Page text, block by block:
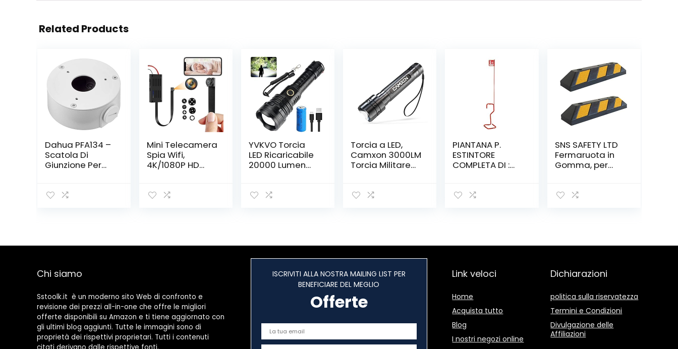
Related Products
Dahua PFA134 –
Scatola Di
Giunzione Per
Dahua, Bianco,
Mini Telecamera
Spia Wifi,
4K/1080P HD
Portatile DIY
Movimento
Interni/Esterni
YVKVO Torcia
LED Ricaricabile
20000 Lumen
Torce LED Alta
IPX65
Impermeabile 5
Camping Pesca
Torcia a LED,
Camxon 3000LM
Torcia Militare
Di Alluminio Alta
PIANTANA P.
ESTINTORE
COMPLETA DI :
COLORE ROSSO
SNS SAFETY LTD
Fermaruota in
Gomma, per
Giallo, 55x15x10
Chi siamo
Sstoolk.it è un moderno sito Web di confronto e
revisione dei prezzi all-in-one che offre le migliori
offerte disponibili su Amazon e ti tiene aggiornato con
gli ultimi blog aggiunti. Tutte le immagini sono di
proprietà dei rispettivi proprietari. Tutti i contenuti
ISCRIVITI ALLA NOSTRA MAILING LIST PER
BENEFICIARE DEL MEGLIO
Offerte
Link veloci
Home
Acquista tutto
Blog
I nostri negozi online
Dichiarazioni
politica sulla riservatezza
Termini e Condizioni
Divulgazione delle
Affiliazioni